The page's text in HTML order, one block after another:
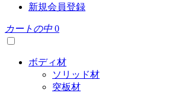
新規会員登録
カートの中 0
ボディ材
ソリッド材
突板材